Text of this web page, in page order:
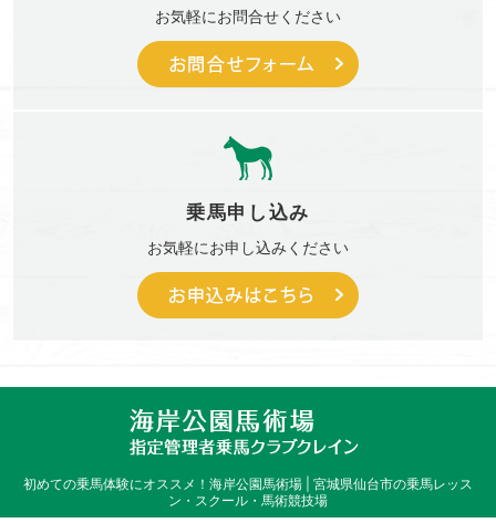
お気軽にお問合せください
乗馬申し込み
お気軽にお申し込みください
初めての乗馬体験にオススメ！ 海岸公園馬術場 | 宮城県仙台市の乗馬レッス
ン・スクール・馬術競技場